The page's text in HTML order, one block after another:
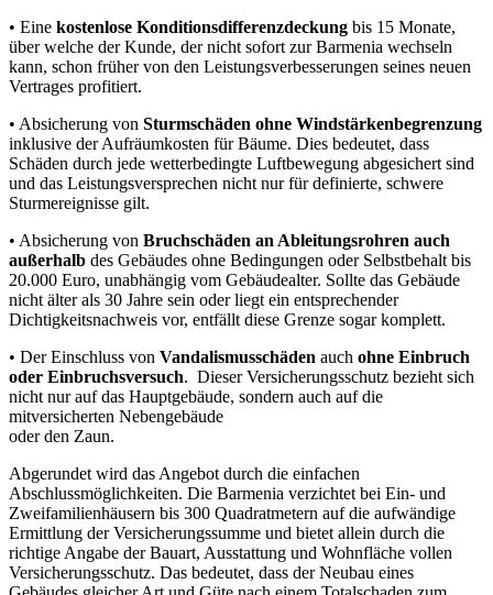
• Eine kostenlose Konditionsdifferenzdeckung bis 15 Monate,
über welche der Kunde, der nicht sofort zur Barmenia wechseln
kann, schon früher von den Leistungsverbesserungen seines neuen
Vertrages profitiert.
• Absicherung von Sturmschäden ohne Windstärkenbegrenzung
inklusive der Aufräumkosten für Bäume. Dies bedeutet, dass
Schäden durch jede wetterbedingte Luftbewegung abgesichert sind
und das Leistungsversprechen nicht nur für definierte, schwere
Sturmereignisse gilt.
• Absicherung von Bruchschäden an Ableitungsrohren auch
außerhalb des Gebäudes ohne Bedingungen oder Selbstbehalt bis
20.000 Euro, unabhängig vom Gebäudealter. Sollte das Gebäude
nicht älter als 30 Jahre sein oder liegt ein entsprechender
Dichtigkeitsnachweis vor, entfällt diese Grenze sogar komplett.
• Der Einschluss von Vandalismusschäden auch ohne Einbruch
oder Einbruchsversuch. Dieser Versicherungsschutz bezieht sich
nicht nur auf das Hauptgebäude, sondern auch auf die
mitversicherten Nebengebäude
oder den Zaun.
Abgerundet wird das Angebot durch die einfachen
Abschlussmöglichkeiten. Die Barmenia verzichtet bei Ein- und
Zweifamilienhäusern bis 300 Quadratmetern auf die aufwändige
Ermittlung der Versicherungssumme und bietet allein durch die
richtige Angabe der Bauart, Ausstattung und Wohnfläche vollen
Versicherungsschutz. Das bedeutet, dass der Neubau eines